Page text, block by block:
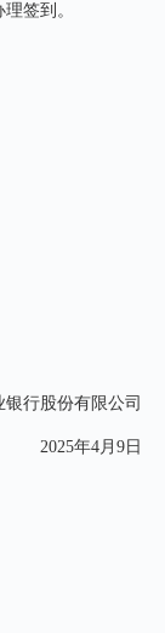
签到。
行股份有限公司
2025年4月9日